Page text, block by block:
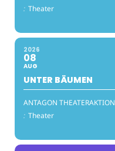
: Theater
2026
08
AUG
UNTER BÄUMEN
ANTAGON THEATERAKTION
: Theater